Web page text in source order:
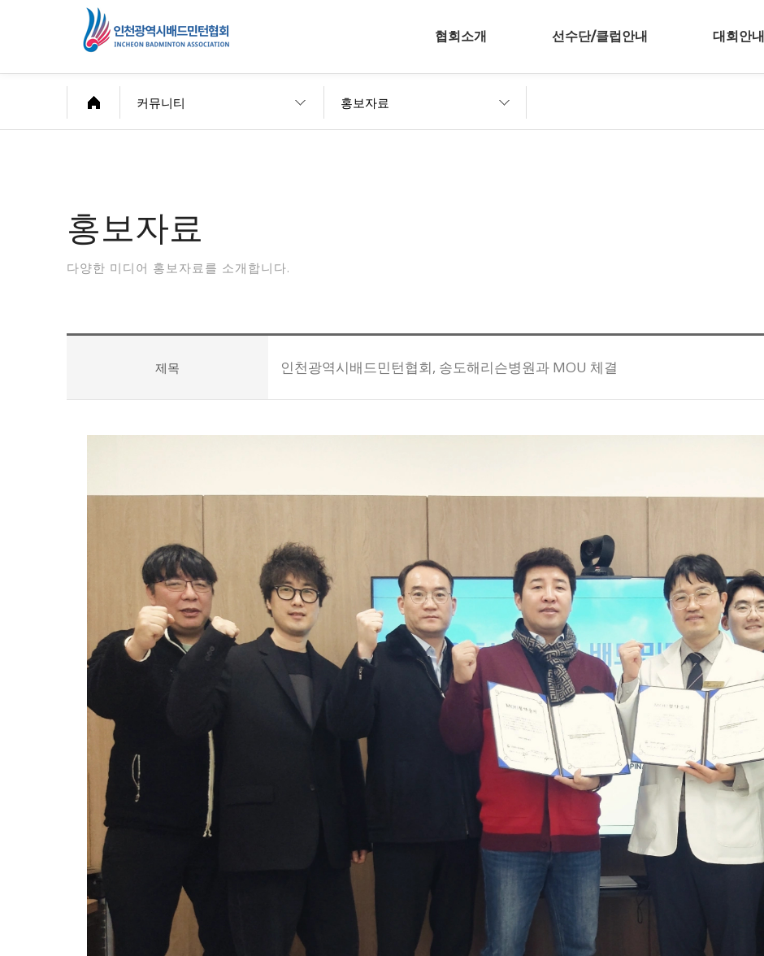
협회소개 선수단/클럽안내 대회안내
커뮤니티 홍보자료
홍보자료
다양한 미디어 홍보자료를 소개합니다.
제목 인천광역시배드민턴협회, 송도해리슨병원과 MOU 체결